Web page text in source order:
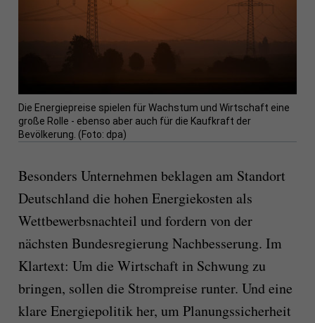
Die Energiepreise spielen für Wachstum und Wirtschaft eine
große Rolle - ebenso aber auch für die Kaufkraft der
Bevölkerung. (Foto: dpa)
Besonders Unternehmen beklagen am Standort
Deutschland die hohen Energiekosten als
Wettbewerbsnachteil und fordern von der
nächsten Bundesregierung Nachbesserung. Im
Klartext: Um die Wirtschaft in Schwung zu
bringen, sollen die Strompreise runter. Und eine
klare Energiepolitik her, um Planungssicherheit